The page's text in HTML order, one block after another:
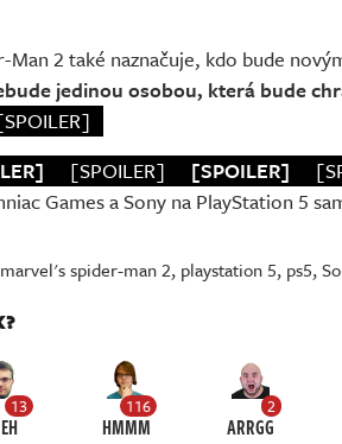
Man 2 také naznačuje, kdo bude
jedinou osobou, která bude
[SPOILER] [SPOILER]
Games a Sony na PlayStation 5
marvel's spider-man 2, playstation 5, ps5,
13 116
HMMM
2
ARRGG